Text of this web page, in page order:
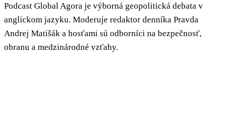
Podcast Global Agora je výborná geopolitická debata v
anglickom jazyku. Moderuje redaktor denníka Pravda
Andrej Matišák a hosťami sú odborníci na bezpečnosť,
obranu a medzinárodné vzťahy.